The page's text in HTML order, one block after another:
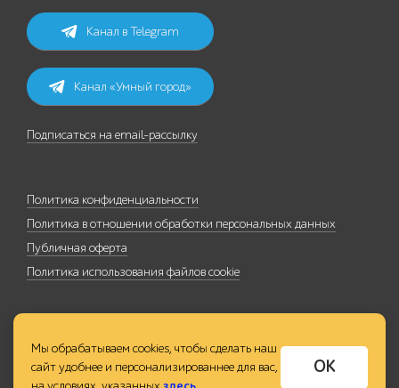
Канал в Telegram
Канал «Умный город»
Подписаться на email-рассылку
Политика конфиденциальности
Политика в отношении обработки персональных данных
Публичная оферта
Политика использования файлов cookie
Мы обрабатываем cookies, чтобы сделать наш
сайт удобнее и персонализированнее для вас,
ОК